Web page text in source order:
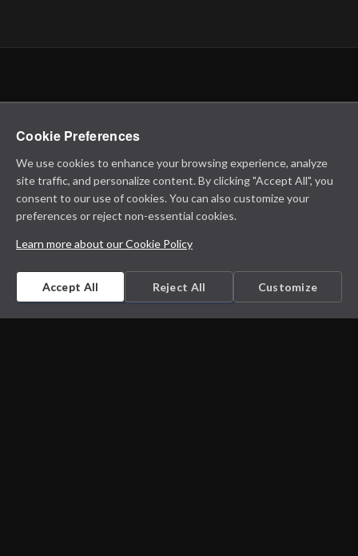
Cookie Preferences
We use cookies to enhance your browsing experience, analyze
site traffic, and personalize content. By clicking "Accept All", you
consent to our use of cookies. You can also customize your
preferences or reject non-essential cookies.
Learn more about our Cookie Policy
Accept All Reject All Customize